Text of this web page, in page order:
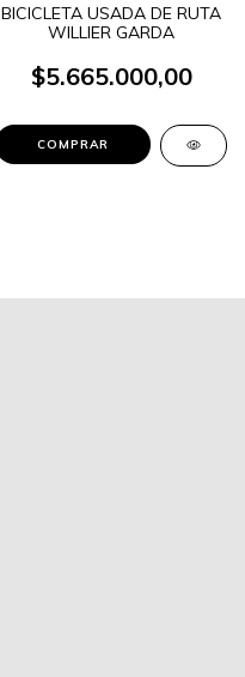
BICICLETA USADA DE RUTA
WILLIER GARDA
$5.665.000,00
COMPRAR